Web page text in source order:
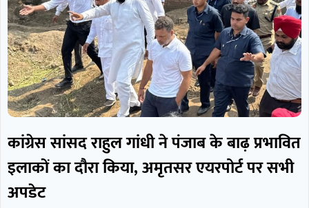
कांग्रेस सांसद राहुल गांधी ने पंजाब के बाढ़ प्रभावित
इलाकों का दौरा किया, अमृतसर एयरपोर्ट पर सभी
अपडेट